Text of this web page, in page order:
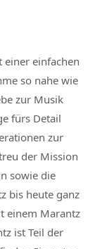
einfachen
so nahe wie
zur Musik
fürs Detail
zur
der Mission
sowie die
bis heute ganz
einem Marantz
ist Teil der